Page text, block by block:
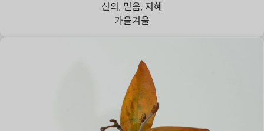
신의, 믿음, 지혜
가을겨울